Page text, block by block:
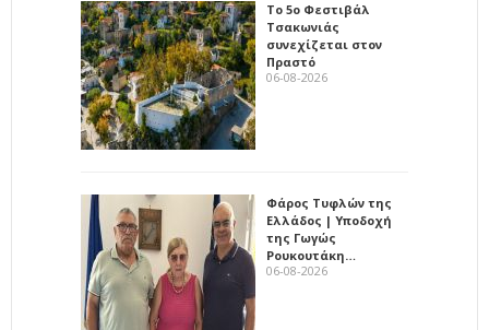
Το 5ο Φεστιβάλ
Τσακωνιάς
συνεχίζεται στον
Πραστό
06-08-2026
Φάρος Τυφλών της
Ελλάδος | Υποδοχή
της Γωγώς
Ρουκουτάκη…
06-08-2026